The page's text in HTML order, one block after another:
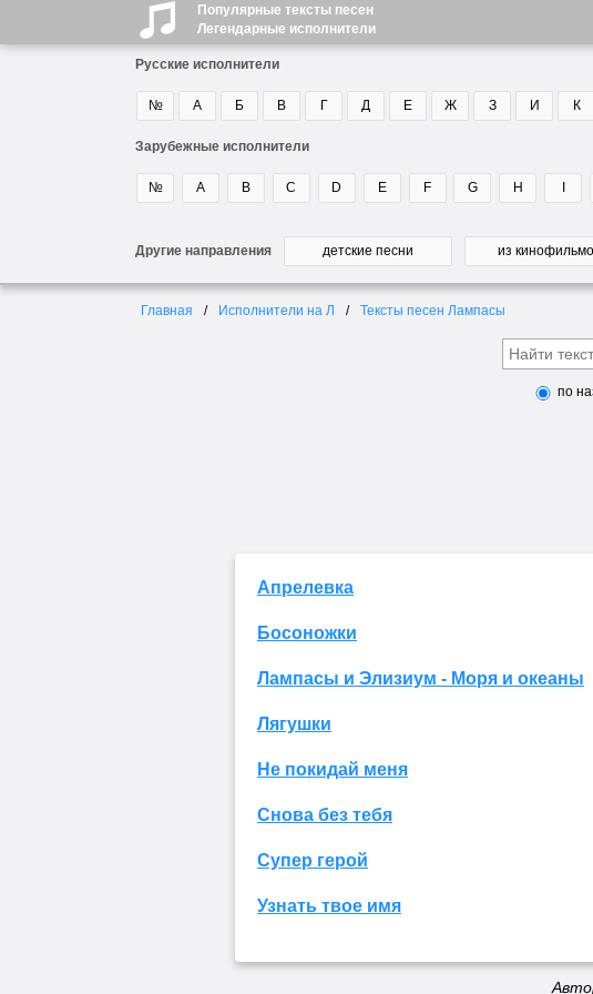
Популярные тексты песен
Легендарные исполнители
Русские исполнители
№ А Б В Г Д Е Ж З И К
Зарубежные исполнители
№ A B C D E F G H
Другие направления детские песни из
Главная Исполнители на Л Тексты песен Лампасы
по
Апрелевка
Босоножки
Лампасы и Элизиум - Моря и океаны
Лягушки
Не покидай меня
Снова без тебя
Супер герой
Узнать твое имя